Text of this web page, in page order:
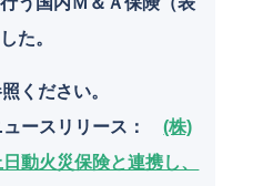
b
o
o
k
た。
ください。
ースリリース：(株)
動火災保険と連携し、